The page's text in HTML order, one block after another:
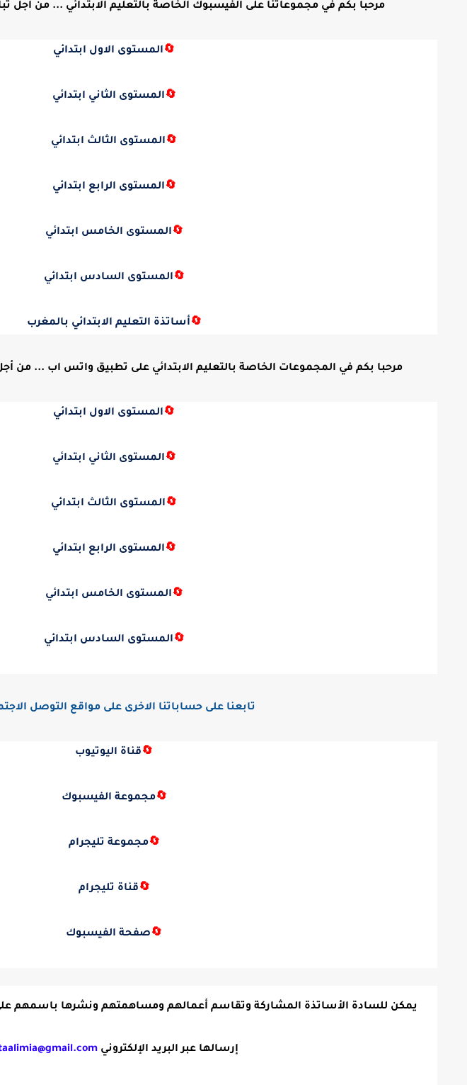
مرحبا بكم في مجموعاتنا على الفيسبوك الخاصة بالتعليم الابتدائي ... من أجل
🔄المستوى الاول ابتدائي
🔄المستوى الثاني ابتدائي
🔄المستوى الثالث ابتدائي
🔄المستوى الرابع ابتدائي
🔄المستوى الخامس ابتدائي
🔄المستوى السادس ابتدائي
🔄أساتذة التعليم الابتدائي بالمغرب
مرحبا بكم في المجموعات الخاصة بالتعليم الابتدائي على تطبيق واتس اب ... من أجل
🔄المستوى الاول ابتدائي
🔄المستوى الثاني ابتدائي
🔄المستوى الثالث ابتدائي
🔄المستوى الرابع ابتدائي
🔄المستوى الخامس ابتدائي
🔄المستوى السادس ابتدائي
تابعنا على حساباتنا الاخرى على مواقع التوصل
🔄قناة اليوتيوب
🔄مجموعة الفيسبوك
🔄مجموعة تليجرام
🔄قناة تليجرام
🔄صفحة الفيسبوك
يمكن للسادة الأساتذة المشاركة وتقاسم أعمالهم ومساهمتهم ونشرها باسمهم
إرسالها عبر البريد الإلكتروني